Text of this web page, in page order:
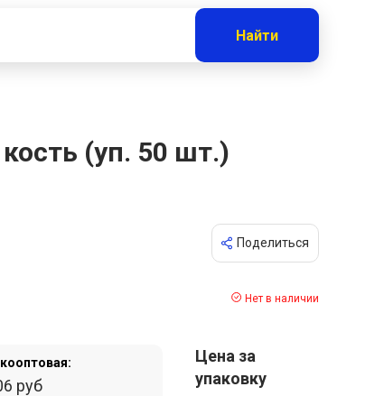
Найти
(уп. 50 шт.)
Поделиться
Нет в наличии
руб
Цена за
упаковку